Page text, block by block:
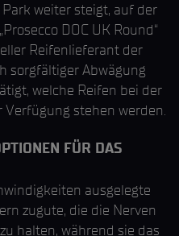
weiter steigt, auf der
DOC UK Round“
Reifenlieferant der
sorgfältiger Abwägung
welche Reifen bei der
stehen werden.
FÜR DAS
ausgelegte
zugute, die die Nerven
halten, während sie das